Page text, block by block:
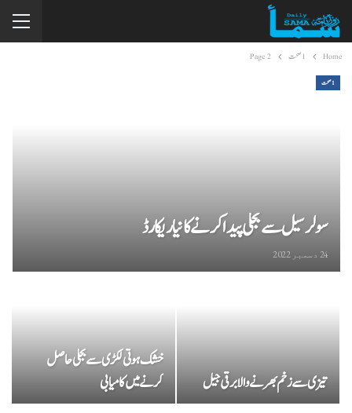
Home 1صحت Page 2
1صحت
سولر سیل سے بجلی پیدا کرنے کا نیا ریکارڈ
24 دسمبر 2022
تیزی سے زخم بھرنے والا برقی جیل
خشک ہوتی لکڑی سے بجلی حاصل
کرنے میں کامیابی